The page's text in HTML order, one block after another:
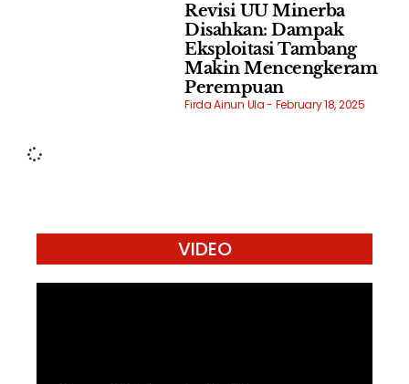
Revisi UU Minerba
Disahkan: Dampak
Eksploitasi Tambang
Makin Mencengkeram
Perempuan
Firda Ainun Ula February 18, 2025
VIDEO